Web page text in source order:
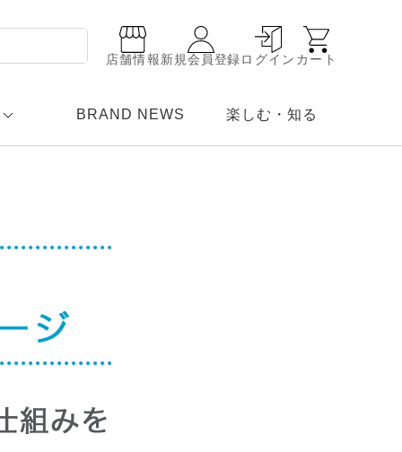
店舗情報新規会員登録ログイン カート
BRAND NEWS 楽しむ・知る